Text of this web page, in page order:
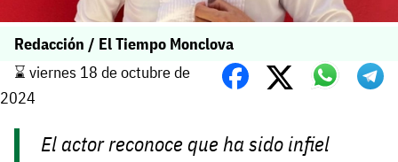
Redacción / El Tiempo Monclova
⌛️ viernes 18 de octubre de
2024
El actor reconoce que ha sido infiel